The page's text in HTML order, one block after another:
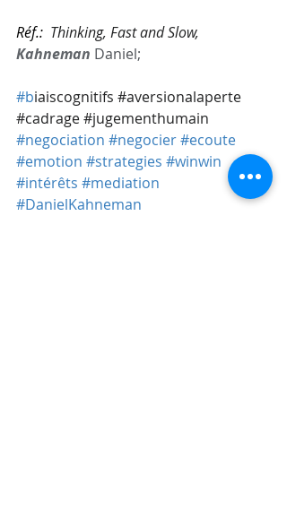
Réf.: Thinking, Fast and Slow,
Kahneman Daniel;
#biaiscognitifs #aversionalaperte
#cadrage#jugementhumain
#negociation #negocier#ecoute
#emotion #strategies #winwin
#intérêts #mediation
#DanielKahneman